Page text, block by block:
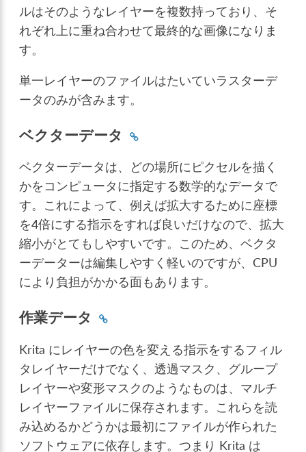
ルはそのようなレイヤーを複数持っており、そ
れぞれ上に重ね合わせて最終的な画像になりま
す。
単一レイヤーのファイルはたいていラスターデ
ータのみが含みます。
ベクターデータ
ベクターデータは、どの場所にピクセルを描く
かをコンピュータに指定する数学的なデータで
す。これによって、例えば拡大するために座標
を4倍にする指示をすれば良いだけなので、拡大
縮小がとてもしやすいです。このため、ベクタ
ーデーターは編集しやすく軽いのですが、CPU
により負担がかかる面もあります。
作業データ
Krita にレイヤーの色を変える指示をするフィル
タレイヤーだけでなく、透過マスク、グループ
レイヤーや変形マスクのようなものは、マルチ
レイヤーファイルに保存されます。これらを読
み込めるかどうかは最初にファイルが作られた
ソフトウェアに依存します。つまり Krita は